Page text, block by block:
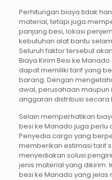
Perhitungan biaya tidak
material, tetapi juga
panjang besi, lokasi
kebutuhan alat bantu
Seluruh faktor tersebut
Biaya Kirim Besi ke
dapat memiliki tarif yang
barang. Dengan
awal, perusahaan maupun
anggaran distribusi secara
Selain memperhatikan
besi ke Manado juga perlu
Penyedia cargo yang
memberikan estimasi tarif
menyediakan solusi
jenis material yang dikirim.
besi ke Manado yang